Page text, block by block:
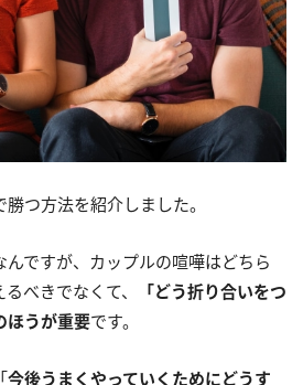
つ方法を紹介しました。
ですが、カップルの喧嘩はどちら
べきでなくて、
「どう折り合いをつ
ほうが重要です。
今後うまくやっていくためにどうす